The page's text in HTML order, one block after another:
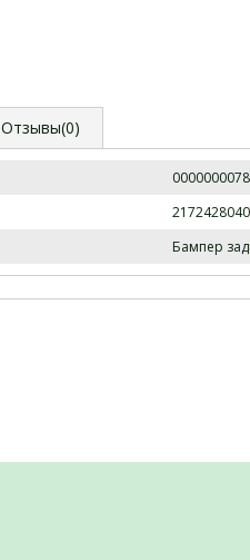
Отзывы(0)
Бампер